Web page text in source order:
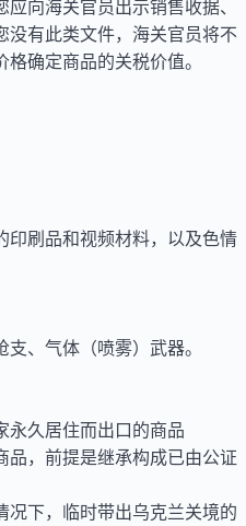
向海关官员出示销售收据、
有此类文件，海关官员将不
确定商品的关税价值。
印刷品和视频材料，以及色情
、气体（喷雾）武器。
永久居住而出口的商品
品，前提是继承构成已由公证
况下，临时带出乌克兰关境的